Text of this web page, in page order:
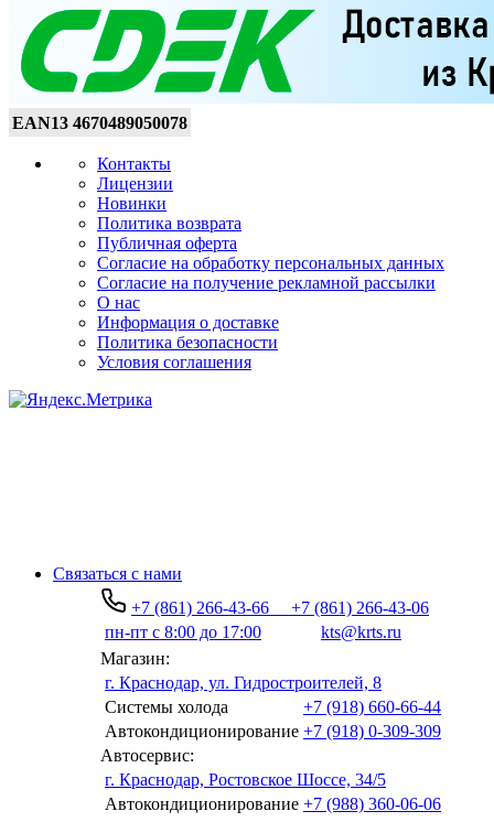
EAN13 4670489050078
Контакты
Лицензии
Новинки
Политика возврата
Публичная оферта
Согласие на обработку персональных данных
Согласие на получение рекламной рассылки
О нас
Информация о доставке
Политика безопасности
Условия соглашения
Связаться с нами
+7 (861) 266-43-66
+7 (861) 266-43-06
пн-пт с 8:00 до 17:00
kts@krts.ru
Магазин:
г. Краснодар, ул. Гидростроителей, 8
Системы холода
+7 (918) 660-66-44
Автокондиционирование +7 (918) 0-309-309
Автосервис:
г. Краснодар, Ростовское Шоссе, 34/5
Автокондиционирование +7 (988) 360-06-06